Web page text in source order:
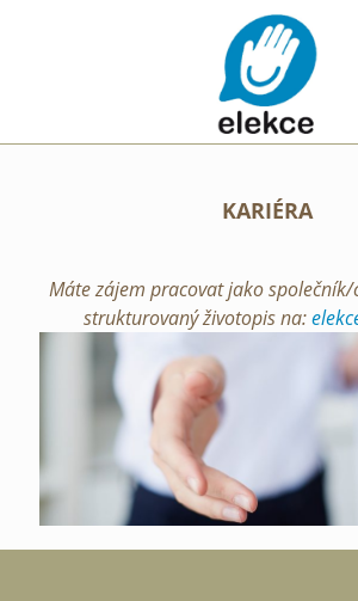
KARIÉRA
Máte zájem pracovat jako společník/
strukturovaný životopis na: